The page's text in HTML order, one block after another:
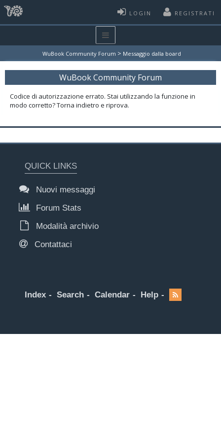
LOGIN REGISTRATI
WuBook Community Forum > Messaggio dalla board
WuBook Community Forum
Codice di autorizzazione errato. Stai utilizzando la funzione in
modo corretto? Torna indietro e riprova.
QUICK LINKS
Nuovi messaggi
Forum Stats
Modalità archivio
Contattaci
Index Search Calendar Help